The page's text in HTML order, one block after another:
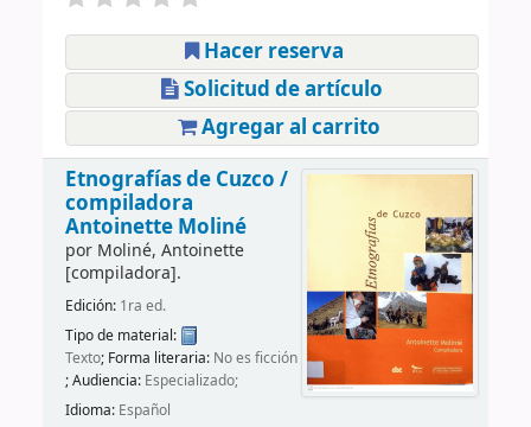
Hacer reserva
Solicitud de artículo
Agregar al carrito
Etnografías de Cuzco /
compiladora
Antoinette Moliné
por Moliné, Antoinette
[compiladora].
Edición: 1ra ed.
Tipo de material:
Texto; Forma literaria: No es ficción
; Audiencia: Especializado;
Idioma: Español